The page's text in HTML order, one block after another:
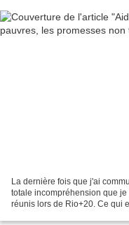
La dernière fois que j'ai
totale incompréhension que
réunis lors de Rio+20. Ce qui